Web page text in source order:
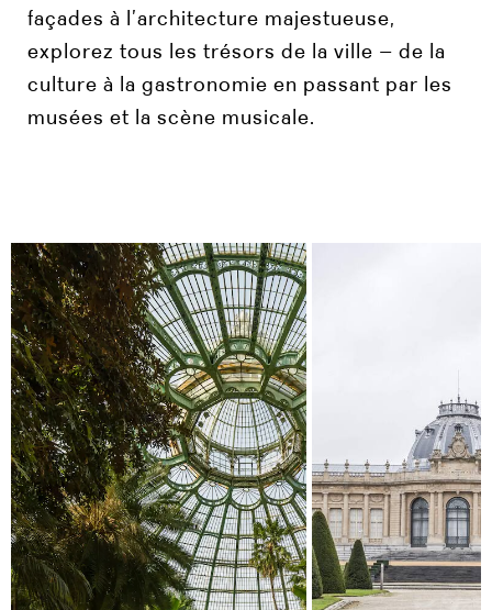
façades à l’architecture majestueuse,
explorez tous les trésors de la ville – de la
culture à la gastronomie en passant par les
musées et la scène musicale.